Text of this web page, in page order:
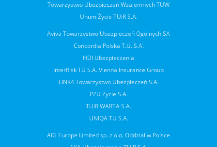
Towarzystwo Ubezpieczeń Wzajemnych TUW
Unum Życie TUiR S.A.
Aviva Towarzystwo Ubezpieczeń Ogólnych SA
Concordia Polska T.U. S.A.
HDI Ubezpieczenia
InterRisk TU S.A. Vienna Insurance Group
LINK4 Towarzystwo Ubezpieczeń S.A.
PZU Życie S.A.
TUiR WARTA S.A.
UNIQA TU S.A.
AIG Europe Limited sp. z o.o. Oddział w Polsce